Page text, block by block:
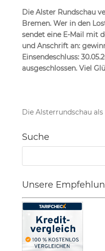
Die Alster Rundschau
Bremen. Wer in den
sendet eine E-Mail mit
und Anschrift an:
Einsendeschluss:
ausgeschlossen. Viel
Die Alsterrundschau als
Suche
Unsere